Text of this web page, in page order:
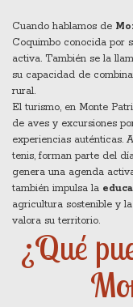
Cuando hablamos de
Coquimbo conocida por
activa. También se la
su capacidad de
rural.
Elturismo, en Monte
de aves y excursiones
experiencias auténticas.
tenis, forman parte del
genera una agenda
también impulsa la
agricultura sostenible y
valora su territorio.
¿Qué